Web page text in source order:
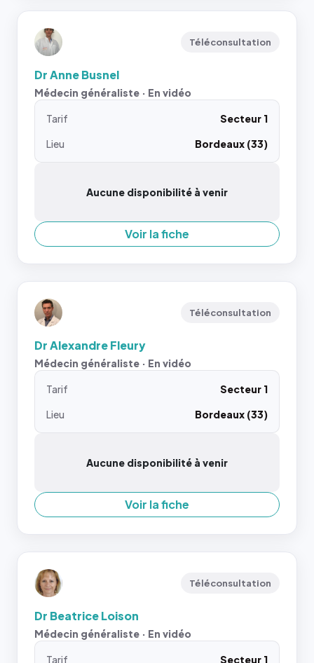
Téléconsultation
Dr Anne Busnel
Médecin généraliste · En vidéo
Tarif
Secteur 1
Lieu
Bordeaux (33)
Aucune disponibilité à venir
Voir la fiche
Téléconsultation
Dr Alexandre Fleury
Médecin généraliste · En vidéo
Tarif
Secteur 1
Lieu
Bordeaux (33)
Aucune disponibilité à venir
Voir la fiche
Téléconsultation
Dr Beatrice Loison
Médecin généraliste · En vidéo
Tarif
Secteur 1